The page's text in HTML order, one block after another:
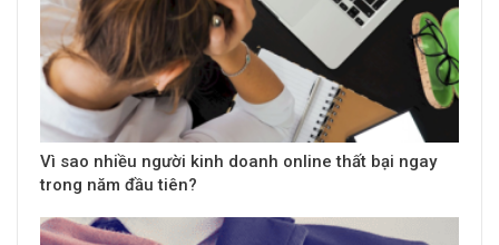
Vì sao nhiều người kinh doanh online thất bại ngay
trong năm đầu tiên?